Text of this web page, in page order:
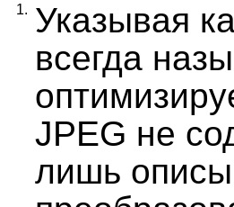
1. Указывая
всегда
JPEG не
лишь